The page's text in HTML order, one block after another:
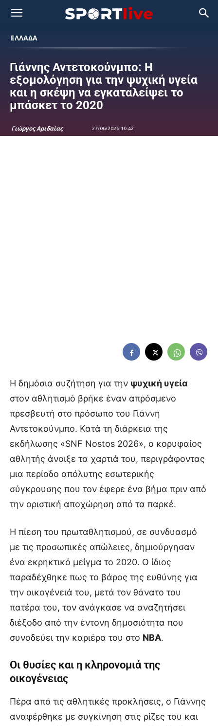
ΕΛΛΑΔΑ
Γιάννης Αντετοκούνμπο: Η
εξομολόγηση για την ψυχική υγεία
και η σκέψη να εγκαταλείψει το
μπάσκετ το 2020
Γιώργος Αριδαίας 27/06/2026 10:42
Η δημόσια συζήτηση για την ψυχική υγεία
στον αθλητισμό βρήκε έναν απρόσμενο
πρεσβευτή στο πρόσωπο του Γιάννη
Αντετοκούνμπο. Κατά τη διάρκεια της
εκδήλωσης «SNF Nostos 2026», ο κορυφαίος
αθλητής άνοιξε τα χαρτιά του, περιγράφοντας
μια περίοδο απόλυτης εσωτερικής
σύγκρουσης που τον έφερε ένα βήμα πριν από
την οριστική αποχώρηση από τα παρκέ.
Η πίεση του πρωταθλητισμού, σε συνδυασμό
με τις προσωπικές απώλειες, δημιούργησαν
ένα εκρηκτικό μείγμα το 2020. Ο ίδιος
παραδέχθηκε πως το βάρος της ευθύνης για
την οικογένειά του, μετά τον θάνατο του
πατέρα του, τον ανάγκασε να αναζητήσει
διέξοδο από την έντονη δημοσιότητα που
συνοδεύει την καριέρα του στο NBA.
Οι θυσίες και η κληρονομιά της
οικογένειας
Πέρα από τις αθλητικές προκλήσεις, ο Γιάννης
αναφέρθηκε με συγκίνηση στις ρίζες του και